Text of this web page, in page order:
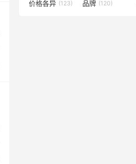
价格各异 (123) 品牌 (120)